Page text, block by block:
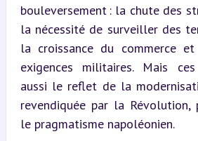
bouleversement : la chute des
la nécessité de surveiller des
la croissance du commerce et
exigences militaires. Mais
aussi le reflet de la
revendiquée par la Révolution,
le pragmatisme napoléonien.